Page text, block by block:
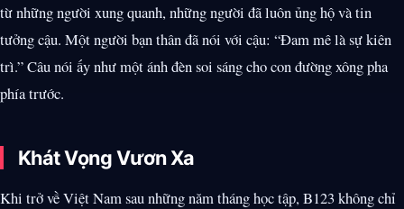
từ những người xung quanh, những người đã luôn ủng hộ và tin
tưởng cậu. Một người bạn thân đã nói với cậu: “Đam mê là sự kiên
trì.” Câu nói ấy như một ánh đèn soi sáng cho con đường xông pha
phía trước.
Khát Vọng Vươn Xa
Khi trở về Việt Nam sau những năm tháng học tập, B123 không chỉ